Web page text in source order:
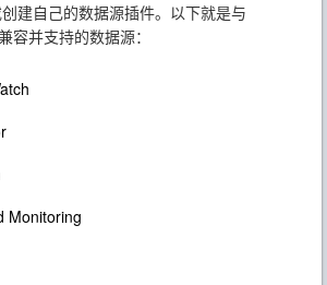
建自己的数据源插件。以下就是与
容并支持的数据源：
Monitoring